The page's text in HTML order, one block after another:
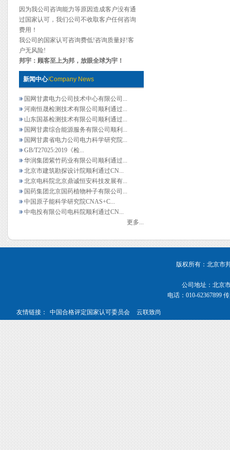
因为我公司咨询能力等原因造成客户没有通
过国家认可，我们公司不收取客户任何咨询
费用！
我公司的国家认可咨询费低!咨询质量好!客
户无风险!
邦宇：顾客至上为邦，放眼全球为宇！
新闻中心/Company News
国网甘肃电力公司技术中心有限公司...
河南恒晟检测技术有限公司顺利通过...
山东国基检测技术有限公司顺利通过...
国网甘肃综合能源服务有限公司顺利...
国网甘肃省电力公司电力科学研究院...
GB/T27025:2019《检...
华润集团紫竹药业有限公司顺利通过...
北京市建筑勘探设计院顺利通过CN...
北京电科院北京鼎诚恒安科技发展有...
国药集团北京国药植物种子有限公司...
中国原子能科学研究院CNAS+C...
中电投有限公司电科院顺利通过CN...
更多...
版权所有：北京市
公司地址：北京
电话：010-62367899
友情链接： 中国合格评定国家认可委员会 云联致尚